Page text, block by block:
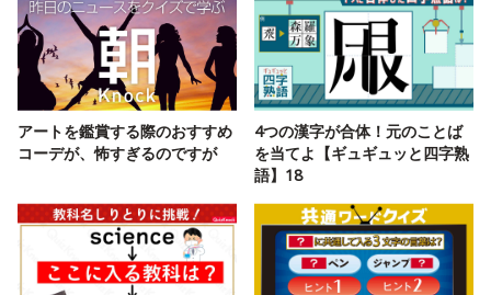
アートを鑑賞する際のおすすめ
コーデが、怖すぎるのですが
4つの漢字が合体！元のことば
を当てよ【ギュギュッと四字熟
語】18